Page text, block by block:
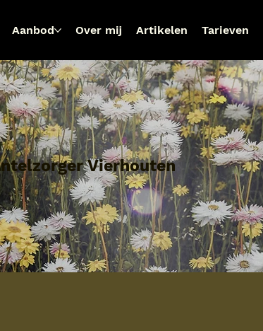
Aanbod Over mij Artikelen Tarieven
Vierhouten